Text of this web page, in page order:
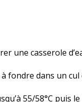
une casserole
fondre dans un
55/58°C puis